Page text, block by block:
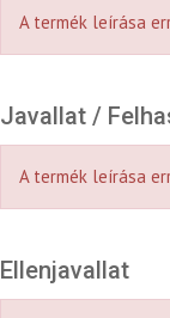
A termék leírása
Javallat /
A termék leírása
Ellenjavallat